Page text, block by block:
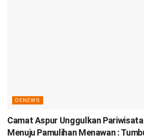
DENEWS
Camat Aspur Unggulkan
Menuju Pamulihan Menawan :